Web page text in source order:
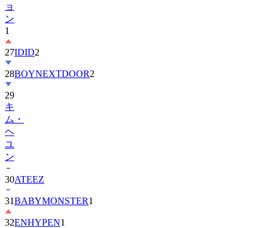
ョ
ン
1
27IDID2
28BOYNEXTDOOR2
29
キ
ム・
ヘ
ユ
ン
30ATEEZ
31BABYMONSTER1
32ENHYPEN1